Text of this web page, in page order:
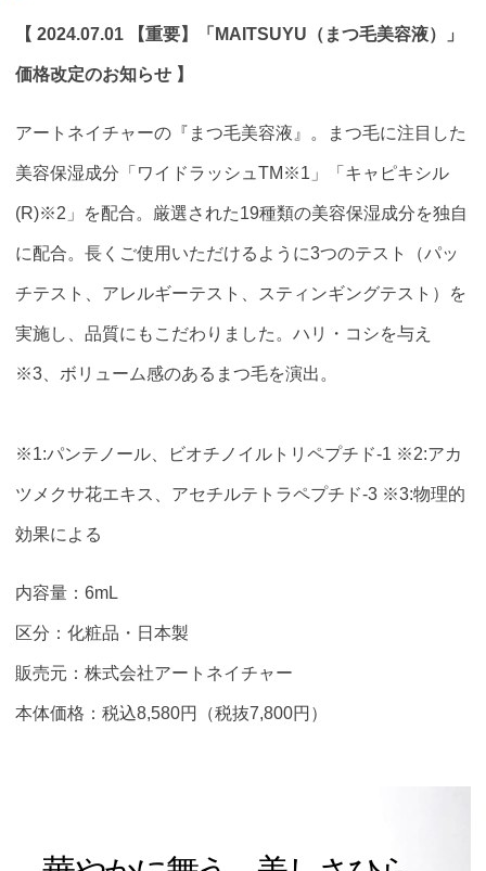
【 2024.07.01 【重要】「MAITSUYU（まつ毛美容液）」
価格改定のお知らせ 】
アートネイチャーの『まつ毛美容液』。まつ毛に注目した
美容保湿成分「ワイドラッシュTM※1」「キャピキシル
(R)※2」を配合。厳選された19種類の美容保湿成分を独自
に配合。長くご使用いただけるように3つのテスト（パッ
チテスト、アレルギーテスト、スティンギングテスト）を
実施し、品質にもこだわりました。ハリ・コシを与え
※3、ボリューム感のあるまつ毛を演出。
※1:パンテノール、ビオチノイルトリペプチド-1 ※2:アカ
ツメクサ花エキス、アセチルテトラペプチド-3 ※3:物理的
効果による
内容量：6mL
区分：化粧品・日本製
販売元：株式会社アートネイチャー
本体価格：税込8,580円（税抜7,800円）